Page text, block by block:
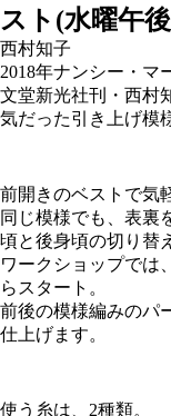
スト(水曜午
西村知子
2018年ナンシー・マ
文堂新光社刊・西村
気だった引き上げ模
前開きのベストで気
同じ模様でも、表裏
頃と後身頃の切り替
ワークショップでは
らスタート。
前後の模様編みのパ
仕上げます。
使う糸は、2種類。